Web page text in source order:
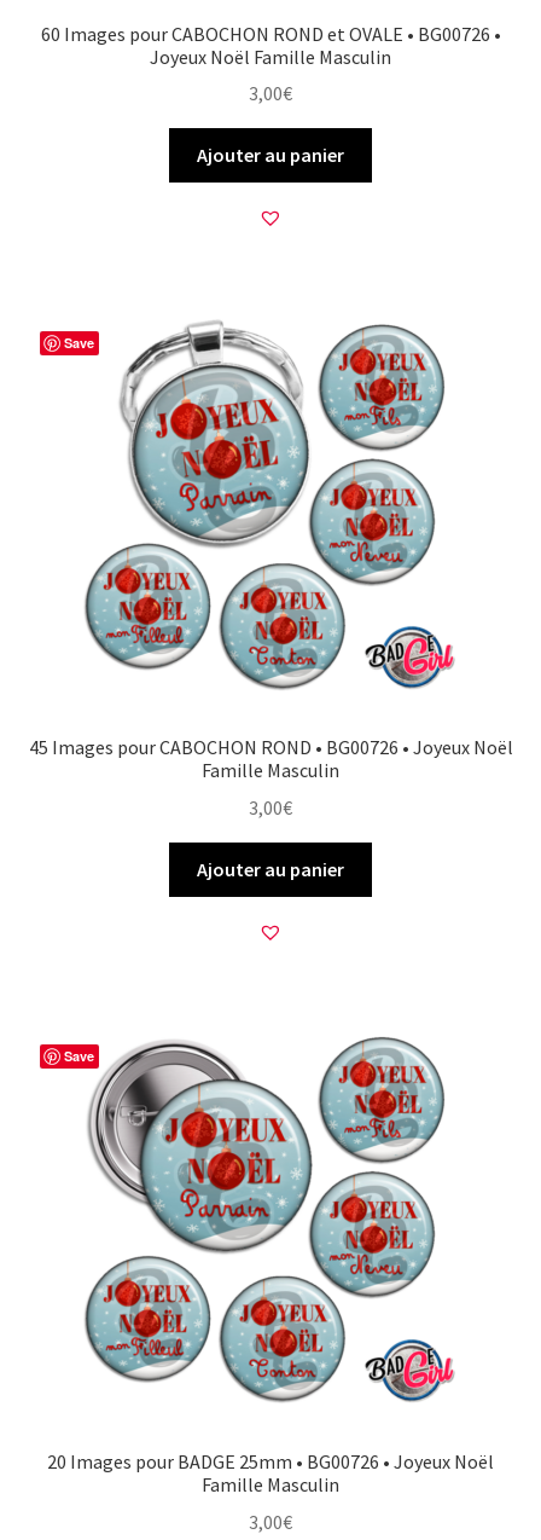
60 Images pour CABOCHON ROND et OVALE • BG00726 •
Joyeux Noël Famille Masculin
3,00€
Ajouter au panier
Save
45 Images pour CABOCHON ROND • BG00726 • Joyeux Noël
Famille Masculin
3,00€
Ajouter au panier
Save
20 Images pour BADGE 25mm • BG00726 • Joyeux Noël
Famille Masculin
3,00€